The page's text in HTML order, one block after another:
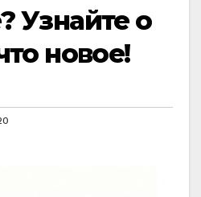
Узнайте о
новое!